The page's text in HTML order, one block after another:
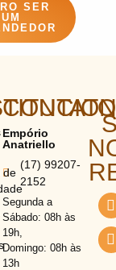
SER
UM
de
Empório
Anatriello
(17) 99207-
2152
Segunda a
Sábado: 08h às
19h,
Domingo: 08h às
13h